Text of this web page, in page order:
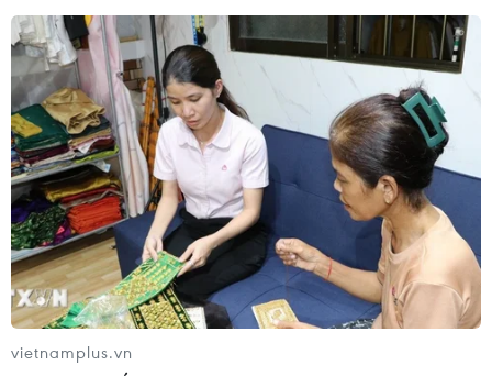
chống tội phạm và vi phạm pháp luật
06/08/2026 04:13
Đắk Lắk tháo gỡ khó khăn, đảm bảo
đủ sách giáo khoa cho năm học mới
06/08/2026 04:12
Cảnh báo thủ đoạn lừa đảo đưa lao
động thời vụ sang Hàn Quốc
06/08/2026 04:11
vietnamplus.vn